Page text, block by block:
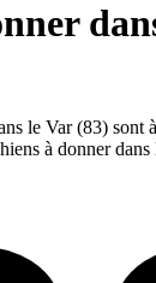
le Var (83) sont
à donner dans